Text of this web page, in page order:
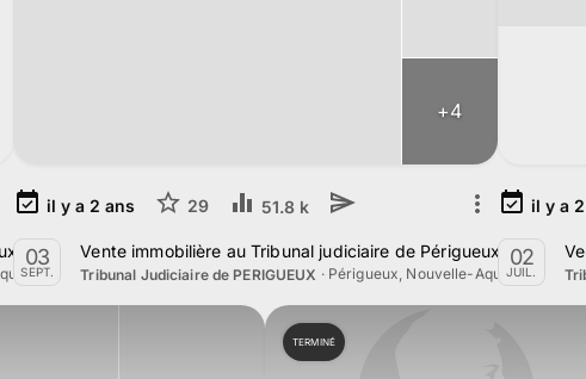
le 5 Novembre 2024
+4
il y a 2 ans 29 51.8 k
03
SEPT.
Vente immobilière au Tribunal judiciaire de Périgueux le 3
Tribunal Judiciaire de PERIGUEUX · Périgueux, Nouvelle-Aquitaine
il y a 2
02
JUIL.
TERMINÉ